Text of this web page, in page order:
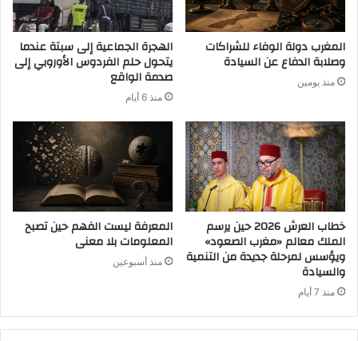
المغرب دولة الوفاء للشراكات
وصلابة الدفاع عن السيادة
منذ يومين
الهجرة الجماعية إلى سبتة عندما
يتحول حلم الفردوس الأوروبي إلى
صدمة الواقع
منذ 6 أيام
خطاب العرش 2026 حين يرسم
الملك معالم «مغرب الصعود»
ويؤسس لمرحلة جديدة من التنمية
والسيادة
منذ 7 أيام
المعرفة ليست الفهم حين تصبح
المعلومات بلا معنى
منذ أسبوعين